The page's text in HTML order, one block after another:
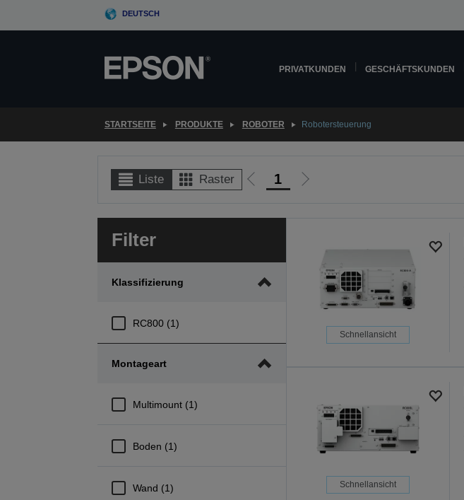
DEUTSCH
PRIVATKUNDEN GESCHÄFTSKUNDEN
STARTSEITE PRODUKTE ROBOTER Robotersteuerung
Liste Raster
Zur
Seite
1
Zur
Filter
Klassifizierung
RC800 (1)
Montageart
Multimount (1)
Boden (1)
Wand (1)
Schnellansicht
Schnellansicht